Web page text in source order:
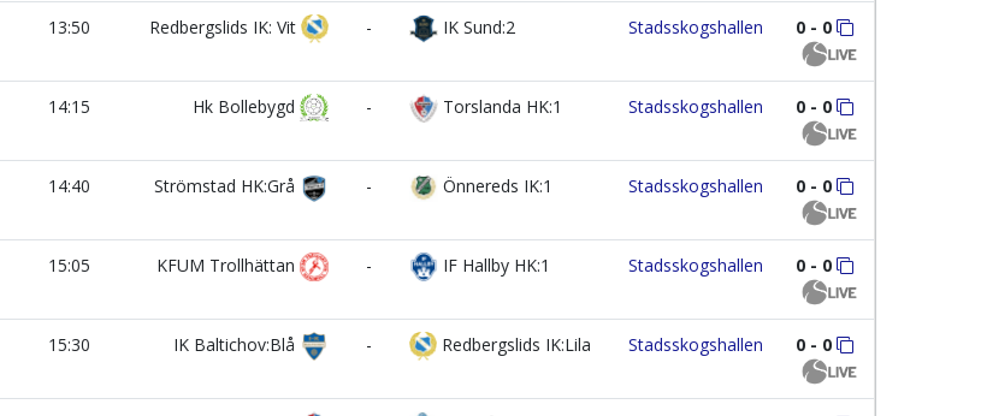
13:50 Redbergslids IK: Vit - IK Sund:2 Stadsskogshallen 0 - 0
14:15 Hk Bollebygd - Torslanda HK:1 Stadsskogshallen 0 - 0
14:40 Strömstad HK:Grå - Önnereds IK:1 Stadsskogshallen 0 - 0
15:05 KFUM Trollhättan - IF Hallby HK:1 Stadsskogshallen 0 - 0
15:30 IK Baltichov:Blå - Redbergslids IK:Lila Stadsskogshallen 0 - 0